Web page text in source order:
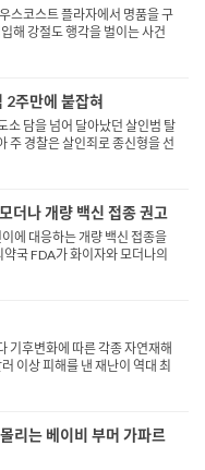
스코스트 플라자에서 명품을 구
해 강절도 행각을 벌이는 사건
히지 않은 한 여성은 지난 9일
2주만에 붙잡혀
소 담을 넘어 달아났던 살인범 탈
주 경찰은 살인죄로 종신형을 선
포했다고 밝혔습니다. 카발칸
더나 개량 백신 접종 권고
에 대응하는 개량 백신 접종을
국 FDA가 화이자와 모더나의
이번주 내로 가능해질 것으로
기후변화에 따른 각종 자연재해
이상 피해를 낸 재난이 역대 최
터를 분석한 결과 2023년 들어
리는 베이비 부머 가파르